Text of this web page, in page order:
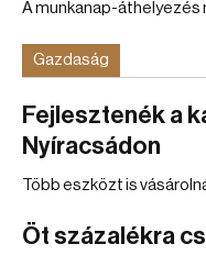
A munkanap-áthelyezés
Gazdaság
Fejlesztenék a
Nyíracsádon
Több eszközt is
Öt százalékra